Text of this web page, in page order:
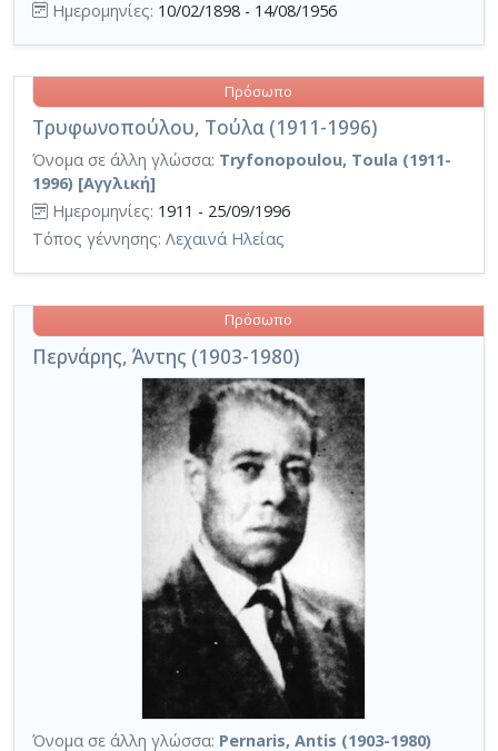
Ημερομηνίες: 10/02/1898 - 14/08/1956
Τρυφωνοπούλου, Τούλα (1911-1996)
Πρόσωπο
Όνομα σε άλλη γλώσσα: Tryfonopoulou, Toula (1911-
1996) [Αγγλική]
Ημερομηνίες: 1911 - 25/09/1996
Τόπος γέννησης: Λεχαινά Ηλείας
Περνάρης, Άντης (1903-1980)
Πρόσωπο
Όνομα σε άλλη γλώσσα: Pernaris, Antis (1903-1980)